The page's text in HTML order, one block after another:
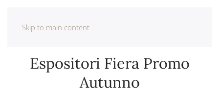
Skip to main content
Espositori Fiera Promo
Autunno